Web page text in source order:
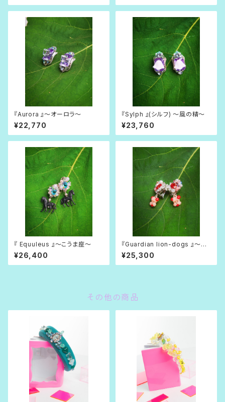
『Aurora 』〜オーロラ〜
¥22,770
『Sylph 』(シルフ) 〜風の精〜
¥23,760
『 Equuleus 』〜こうま座〜
¥26,400
『Guardian lion-dogs 』〜狛
犬(こまいぬ)〜
¥25,300
その他の商品